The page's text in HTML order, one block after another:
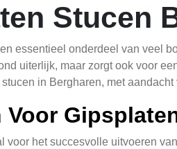
Stucen
essentieel onderdeel van veel
uiterlijk, maar zorgt ook voor
in Bergharen, met
Voor
voor het succesvolle uitvoeren